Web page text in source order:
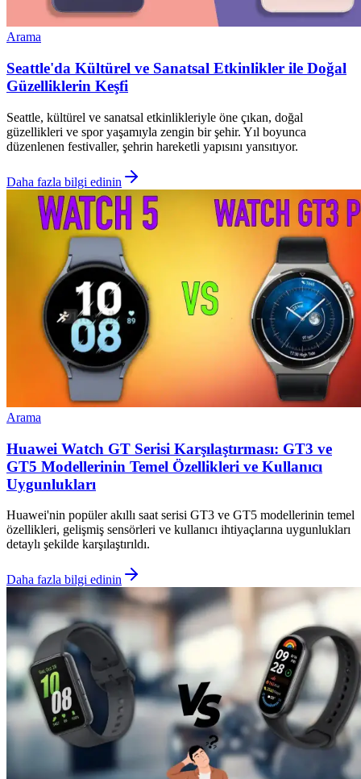
Arama
Seattle'da Kültürel ve Sanatsal Etkinlikler ile Doğal
Güzelliklerin Keşfi
Seattle, kültürel ve sanatsal etkinlikleriyle öne çıkan, doğal
güzellikleri ve spor yaşamıyla zengin bir şehir. Yıl boyunca
düzenlenen festivaller, şehrin hareketli yapısını yansıtıyor.
Daha fazla bilgi edinin
Arama
Huawei Watch GT Serisi Karşılaştırması: GT3 ve
GT5 Modellerinin Temel Özellikleri ve Kullanıcı
Uygunlukları
Huawei'nin popüler akıllı saat serisi GT3 ve GT5 modellerinin temel
özellikleri, gelişmiş sensörleri ve kullanıcı ihtiyaçlarına uygunlukları
detaylı şekilde karşılaştırıldı.
Daha fazla bilgi edinin